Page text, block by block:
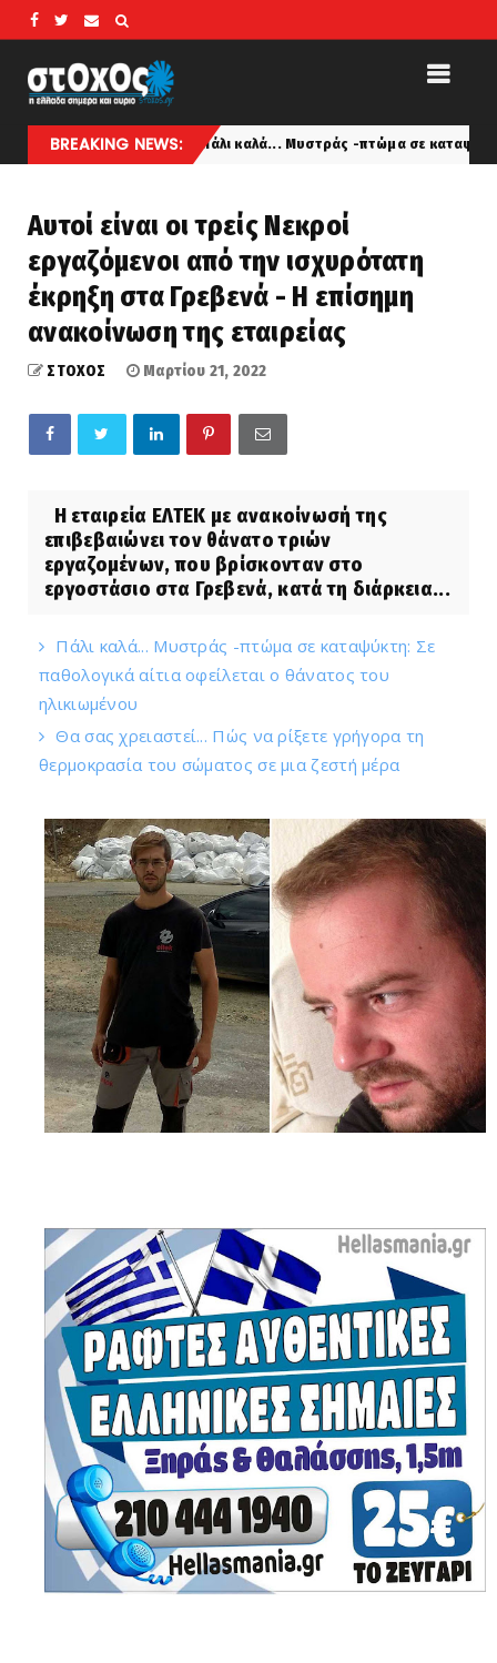
BREAKING NEWS:
Μυστράς -πτώμα σε καταψύκτη: Σε παθολογικά αίτια οφείλεται
Αυτοί είναι οι τρείς Νεκροί
εργαζόμενοι από την ισχυρότατη
έκρηξη στα Γρεβενά - Η επίσημη
ανακοίνωση της εταιρείας
ΣΤΟΧΟΣ Μαρτίου 21, 2022
Η εταιρεία ΕΛΤΕΚ με ανακοίνωσή της
επιβεβαιώνει τον θάνατο τριών
εργαζομένων, που βρίσκονταν στο
εργοστάσιο στα Γρεβενά, κατά τη διάρκεια...
Πάλι καλά... Μυστράς -πτώμα σε καταψύκτη: Σε
παθολογικά αίτια οφείλεται ο θάνατος του
ηλικιωμένου
Θα σας χρειαστεί... Πώς να ρίξετε γρήγορα τη
θερμοκρασία του σώματος σε μια ζεστή μέρα